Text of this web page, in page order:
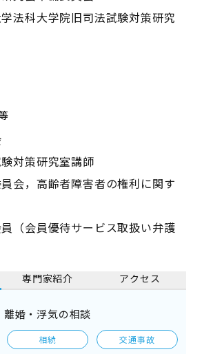
法科大学院旧司法試験対策研究
対策研究室講師
会，高齢者障害者の権利に関す
（会員優待サービス取扱い弁護
専門家紹介 アクセス
離婚・浮気の相談
相続 交通事故